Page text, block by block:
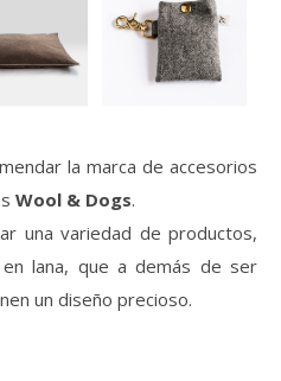
la marca de accesorios
Wool & Dogs.
una variedad de productos,
lana, que a demás de ser
un diseño precioso.